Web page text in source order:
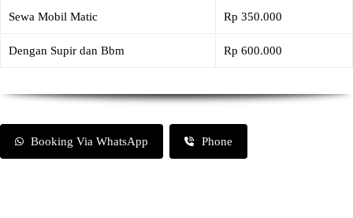
Sewa Mobil Matic Rp 350.000
Dengan Supir dan Bbm Rp 600.000
Booking Via WhatsApp Phone